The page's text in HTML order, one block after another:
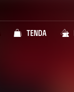
TENDA